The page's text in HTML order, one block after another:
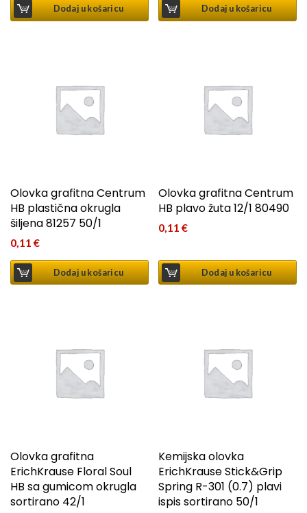
Dodaj u košaricu Dodaj u košaricu
Olovka grafitna Centrum
HB plastična okrugla
šiljena 81257 50/1
0,11 €
Dodaj u košaricu
Olovka grafitna Centrum
HB plavo žuta 12/1 80490
0,11€
Dodaj u košaricu
Olovka grafitna
ErichKrause Floral Soul
HB sa gumicom okrugla
sortirano 42/1
Kemijska olovka
ErichKrause Stick&Grip
Spring R-301 (0.7) plavi
ispis sortirano 50/1